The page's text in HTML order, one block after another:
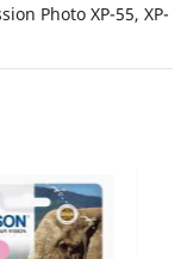
Photo XP-55, XP-